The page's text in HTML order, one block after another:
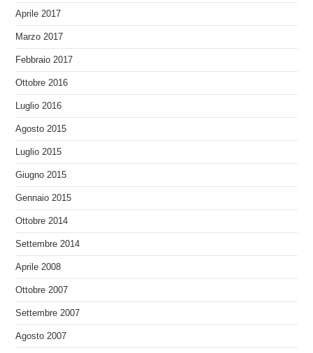
Aprile 2017
Marzo 2017
Febbraio 2017
Ottobre 2016
Luglio 2016
Agosto 2015
Luglio 2015
Giugno 2015
Gennaio 2015
Ottobre 2014
Settembre 2014
Aprile 2008
Ottobre 2007
Settembre 2007
Agosto 2007